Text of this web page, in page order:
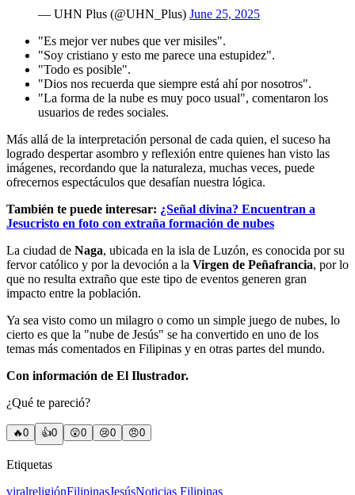
— UHN Plus (@UHN_Plus) June 25, 2025
"Es mejor ver nubes que ver misiles".
"Soy cristiano y esto me parece una estupidez".
"Todo es posible".
"Dios nos recuerda que siempre está ahí por nosotros".
"La forma de la nube es muy poco usual", comentaron los
usuarios de redes sociales.
Más allá de la interpretación personal de cada quien, el suceso ha
logrado despertar asombro y reflexión entre quienes han visto las
imágenes, recordando que la naturaleza, muchas veces, puede
ofrecernos espectáculos que desafían nuestra lógica.
También te puede interesar: ¿Señal divina? Encuentran a
Jesucristo en foto con extraña formación de nubes
La ciudad de Naga, ubicada en la isla de Luzón, es conocida por su
fervor católico y por la devoción a la Virgen de Peñafrancia, por lo
que no resulta extraño que este tipo de eventos generen gran
impacto entre la población.
Ya sea visto como un milagro o como un simple juego de nubes, lo
cierto es que la "nube de Jesús" se ha convertido en uno de los
temas más comentados en Filipinas y en otras partes del mundo.
Con información de El Ilustrador.
¿Qué te pareció?
🔥0 👍0 😲0 😢0 😠0
Etiquetas
viralreligiónFilipinasJesúsNoticias Filipinas